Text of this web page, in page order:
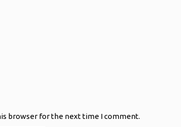
browser for the next time I comment.